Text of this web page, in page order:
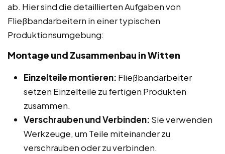
ab. Hier sind die detaillierten Aufgaben von
Fließbandarbeitern in einer typischen
Produktionsumgebung:
Montage und Zusammenbau in Witten
Einzelteile montieren: Fließbandarbeiter
setzen Einzelteile zu fertigen Produkten
zusammen.
Verschrauben und Verbinden: Sie verwenden
Werkzeuge, um Teile miteinander zu
verschrauben oder zu verbinden.